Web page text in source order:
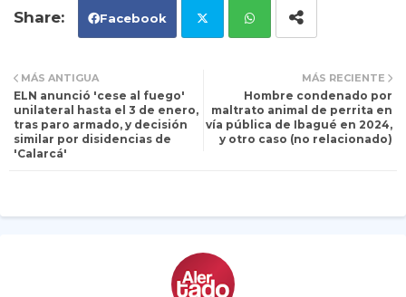
Facebook
ats
ap
MÁS RECIENTE
Hombre condenado por
maltrato animal de perrita en
vía pública de Ibagué en 2024,
y otro caso (no relacionado)
MÁS ANTIGUA
ELN anunció 'cese al fuego'
unilateral hasta el 3 de enero,
tras paro armado, y decisión
similar por disidencias de
'Calarcá'